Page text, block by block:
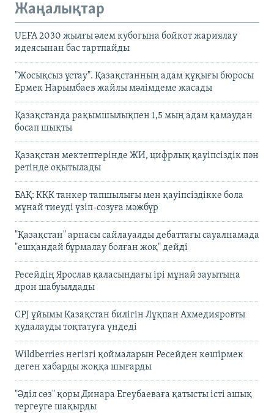
Жаңалықтар
UEFA 2030 жылғы әлем кубогына бойкот жариялау
идеясынан бас тартпайды
"Жосықсыз ұстау". Қазақстанның адам құқығы бюросы
Ермек Нарымбаев жайлы мәлімдеме жасады
Қазақстанда рақымшылықпен 1,5 мың адам қамаудан
босап шықты
Қазақстан мектептерінде ЖИ, цифрлық қауіпсіздік пән
ретінде оқытылады
БАҚ: КҚК танкер тапшылығы мен қауіпсіздікке бола
мұнай тиеуді үзіп-созуға мәжбүр
"Қазақстан" арнасы сайлауалды дебаттағы сауалнамада
"ешқандай бұрмалау болған жоқ" дейді
Ресейдің Ярослав қаласындағы ірі мұнай зауытына
дрон шабуылдады
CPJ ұйымы Қазақстан билігін Лұқпан Ахмедияровты
қудалауды тоқтатуға үндеді
Wildberries негізгі қоймаларын Ресейден көшірмек
деген хабарды жоққа шығарды
"Әділ сөз" қоры Динара Егеубаеваға қатысты істі ашық
тергеуге шақырды